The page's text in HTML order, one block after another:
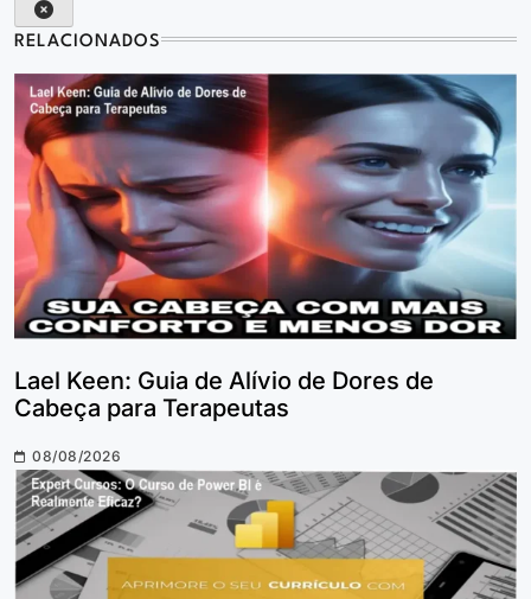
RELACIONADOS
Lael Keen: Guia de Alívio de Dores de
Cabeça para Terapeutas
08/08/2026